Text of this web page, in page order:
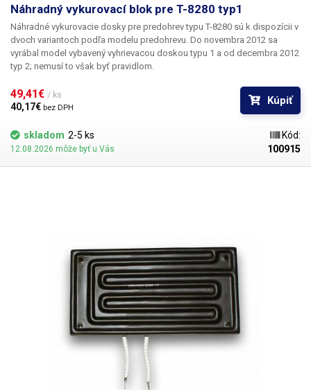
Náhradný vykurovací blok pre T-8280 typ1
Náhradné vykurovacie dosky pre predohrev typu T-8280 sú k dispozícii v
dvoch variantoch podľa modelu predohrevu. Do novembra 2012 sa
vyrábal model vybavený vyhrievacou doskou typu 1 a od decembra 2012
typ 2; nemusí to však byť pravidlom.
49,41€ / ks
40,17€ bez DPH
Kúpiť
skladom 2-5 ks
12.08.2026 môže byť u Vás
Kód:
100915